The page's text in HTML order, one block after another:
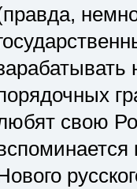
свою